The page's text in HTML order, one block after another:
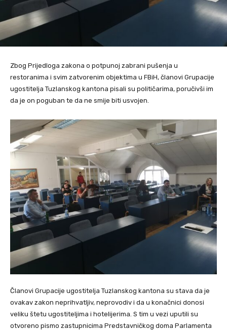
Zbog Prijedloga zakona o potpunoj zabrani pušenja u
restoranima i svim zatvorenim objektima u FBiH, članovi Grupacije
ugostitelja Tuzlanskog kantona pisali su političarima, poručivši im
da je on poguban te da ne smije biti usvojen.
Članovi Grupacije ugostitelja Tuzlanskog kantona su stava da je
ovakav zakon neprihvatljiv, neprovodiv i da u konačnici donosi
veliku štetu ugostiteljima i hotelijerima. S tim u vezi uputili su
otvoreno pismo zastupnicima Predstavničkog doma Parlamenta